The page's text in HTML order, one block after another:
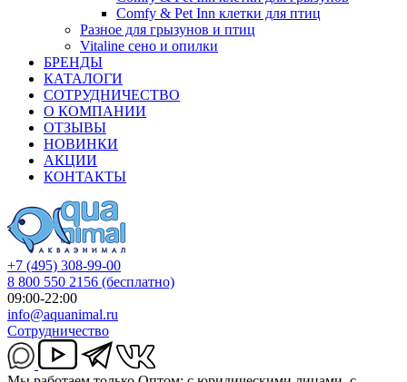
Comfy & Pet Inn клетки для птиц
Разное для грызунов и птиц
Vitaline сено и опилки
БРЕНДЫ
КАТАЛОГИ
СОТРУДНИЧЕСТВО
О КОМПАНИИ
ОТЗЫВЫ
НОВИНКИ
АКЦИИ
КОНТАКТЫ
+7 (495) 308-99-00
8 800 550 2156 (бесплатно)
09:00-22:00
info@aquanimal.ru
Сотрудничество